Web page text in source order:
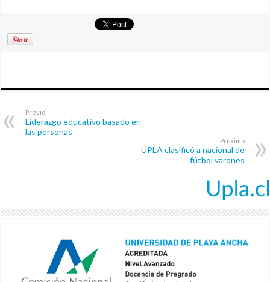
Previo
Liderazgo educativo basado en
las personas
Próximo
UPLA clasificó a nacional de
fútbol varones